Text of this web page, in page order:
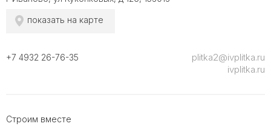
показать на карте
+7 4932 26-76-35
plitka2@ivplitka.ru
ivplitka.ru
Строим вместе